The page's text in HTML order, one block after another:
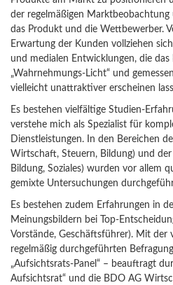
der regelmäßigen
das Produkt und die Wettbewerber.
Erwartung der Kunden vollziehen
und medialen Entwicklungen, die
„Wahrnehmungs-Licht“ und
vielleicht unattraktiver erscheinen
Es bestehen vielfältige Studien-
verstehe mich als Spezialist für
Dienstleistungen. In den Bereichen
Wirtschaft, Steuern, Bildung) und der
Bildung, Soziales) wurden vor allem
gemixte Untersuchungen
Es bestehen zudem Erfahrungen in
Meinungsbildern bei Top-
Vorstände, Geschäftsführer). Mit der
regelmäßig durchgeführten
„Aufsichtsrats-Panel“ – beauftragt
Aufsichtsrat“ und die BDO AG